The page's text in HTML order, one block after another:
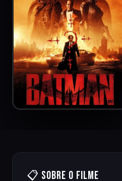
📋 Sobre o Filme